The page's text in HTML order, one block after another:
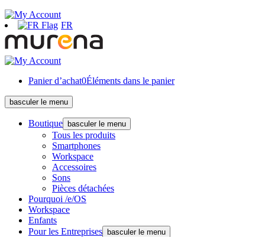
FR
Panier d’achat0Éléments dans le panier
basculer le menu
Boutique basculer le menu
Tous les produits
Smartphones
Workspace
Accessoires
Sons
Pièces détachées
Pourquoi /e/OS
Workspace
Enfants
Pour les Entreprises
basculer le menu